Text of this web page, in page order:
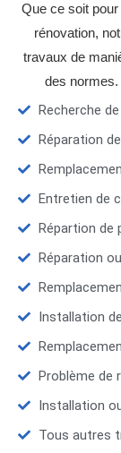
Que ce soit
rénovation,
travaux de
des
Recherche
Réparation
Entretien de
Répartion de
Réparation
Installation
Problème de
Installation
Tous autres